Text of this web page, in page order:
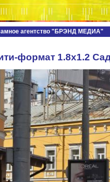
агентство "БРЭНД МЕДИА"
формат 1.8х1.2